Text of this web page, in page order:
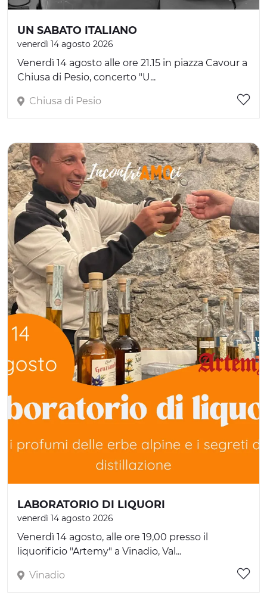
UN SABATO ITALIANO
venerdì 14 agosto 2026
Venerdì 14 agosto alle ore 21.15 in piazza Cavour a
Chiusa di Pesio, concerto "U...
Chiusa di Pesio
LABORATORIO DI LIQUORI
venerdì 14 agosto 2026
Venerdì 14 agosto, alle ore 19,00 presso il
liquorificio "Artemy" a Vinadio, Val...
Vinadio